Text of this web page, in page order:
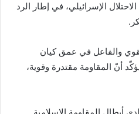
الإسرائيلي، في إطار الرد
والفاعل في عمق كيان
أنّ المقاومة مقتدرة وقوية،